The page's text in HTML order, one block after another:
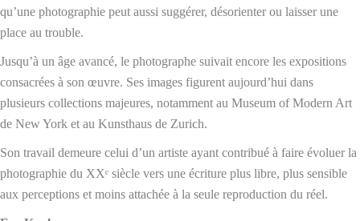
qu’une photographie peut aussi suggérer, désorienter ou laisser une
place au trouble.
Jusqu’à un âge avancé, le photographe suivait encore les expositions
consacrées à son œuvre. Ses images figurent aujourd’hui dans
plusieurs collections majeures, notamment au Museum of Modern Art
de New York et au Kunsthaus de Zurich.
Son travail demeure celui d’un artiste ayant contribué à faire évoluer la
photographie du XXᵉ siècle vers une écriture plus libre, plus sensible
aux perceptions et moins attachée à la seule reproduction du réel.